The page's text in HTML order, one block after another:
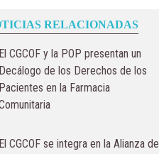
RELACIONADAS
El CGCOF y la POP presentan un
Decálogo de los Derechos de los
Pacientes en la Farmacia
El CGCOF se integra en la Alianza de